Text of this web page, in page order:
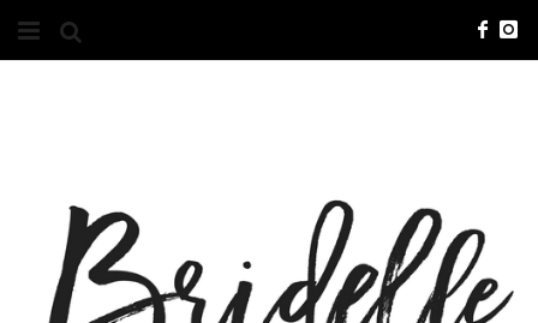
O NAS
KONTAKT